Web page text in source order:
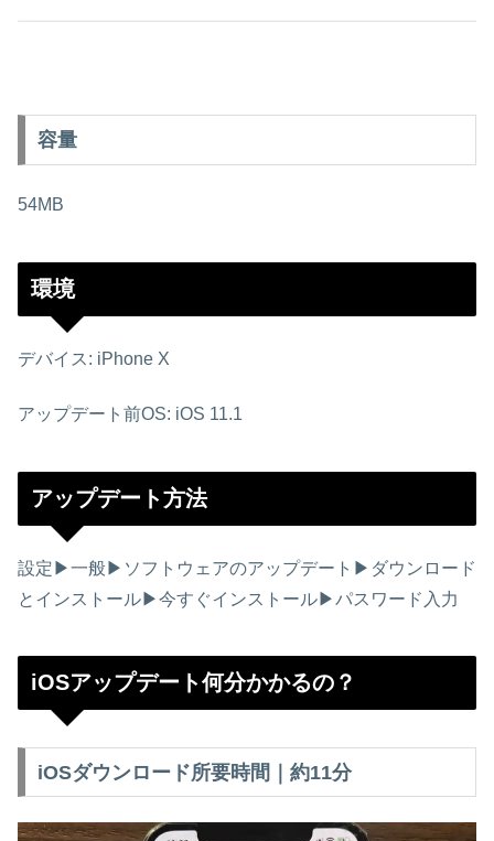
容量
54MB
環境
デバイス: iPhone X
アップデート前OS: iOS 11.1
アップデート方法
設定▶︎一般▶︎ソフトウェアのアップデート▶︎ダウンロード
とインストール▶︎今すぐインストール▶︎パスワード入力
iOSアップデート何分かかるの？
iOSダウンロード所要時間｜約11分